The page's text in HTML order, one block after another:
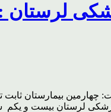
لرستان
چهارمین بیمارستان
96 به نام شهید محسن حججی در “هفت‌چشمه ” از